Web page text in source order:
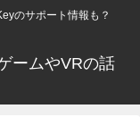
のサポート情報も？
ームやVRの話